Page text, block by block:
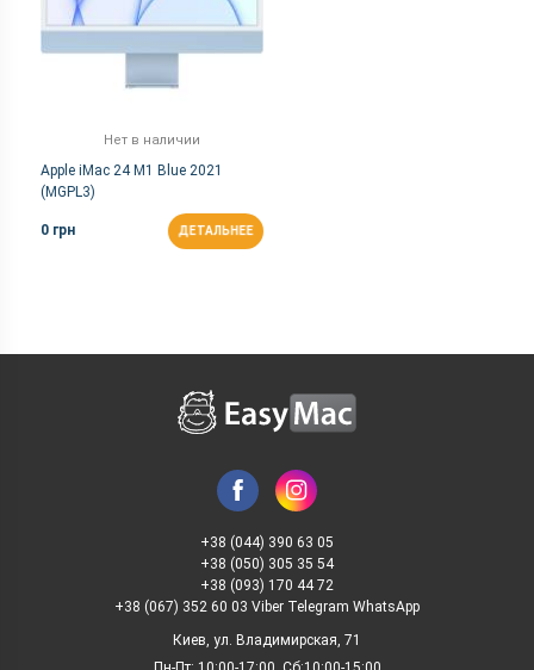
Нет в наличии
Apple iMac 24 M1 Blue 2021
(MGPL3)
0 грн ДЕТАЛЬНЕЕ
+38 (044) 390 63 05
+38 (050) 305 35 54
+38 (093) 170 44 72
+38 (067) 352 60 03 Viber Telegram WhatsApp
Киев, ул. Владимирская, 71